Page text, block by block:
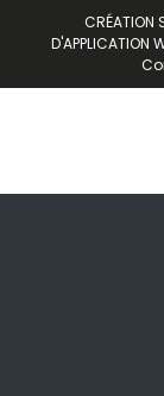
CRÉATION
D'APPLICATION